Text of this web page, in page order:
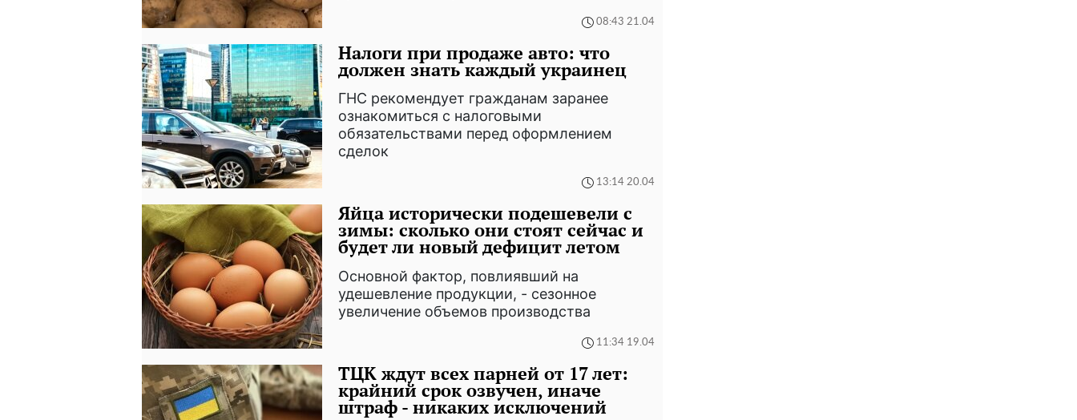
08:43 21.04
Налоги при продаже авто: что
должен знать каждый украинец
ГНС рекомендует гражданам заранее
ознакомиться с налоговыми
обязательствами перед оформлением
сделок
13:14 20.04
Яйца исторически подешевели с
зимы: сколько они стоят сейчас и
будет ли новый дефицит летом
Основной фактор, повлиявший на
удешевление продукции, - сезонное
увеличение объемов производства
11:34 19.04
ТЦК ждут всех парней от 17 лет:
крайний срок озвучен, иначе
штраф - никаких исключений